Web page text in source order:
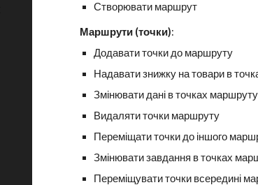
Створювати маршрут
Маршрути (точки):
Додавати точки до маршруту
Надавати знижку на товари в
Змінювати дані в точках маршруту
Видаляти точки маршруту
Переміщати точки до іншого
Змінювати завдання в точках
Переміщувати точки всередині